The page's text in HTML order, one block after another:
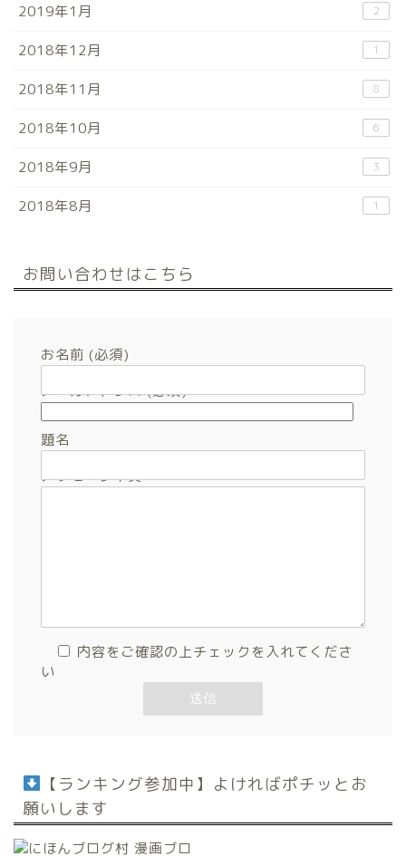
2019年1月 2
2018年12月 1
2018年11月 8
2018年10月 6
2018年9月 3
2018年8月 1
お問い合わせはこちら
お名前 (必須)
メールアドレス (必須)
題名
メッセージ本文
内容をご確認の上チェックを入れてくださ
い
【ランキング参加中】よければポチッとお
願いします